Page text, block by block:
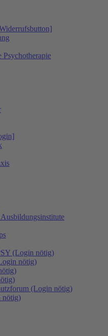
Psychotherapie
(Login nötig)
nötig)
(Login nötig)
nötig)